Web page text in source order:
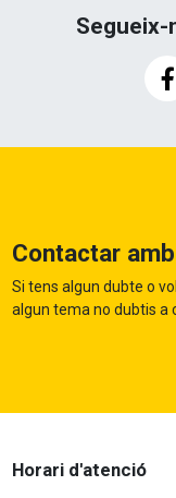
Segueix-
Contactar
Si tens algun dubte o
algun tema no dubtis a
Horari d'atenció